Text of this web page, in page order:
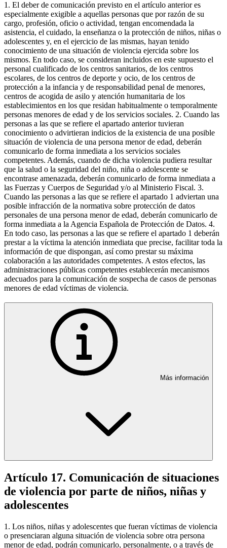
1. El deber de comunicación previsto en el artículo anterior es
especialmente exigible a aquellas personas que por razón de su
cargo, profesión, oficio o actividad, tengan encomendada la
asistencia, el cuidado, la enseñanza o la protección de niños, niñas o
adolescentes y, en el ejercicio de las mismas, hayan tenido
conocimiento de una situación de violencia ejercida sobre los
mismos. En todo caso, se consideran incluidos en este supuesto el
personal cualificado de los centros sanitarios, de los centros
escolares, de los centros de deporte y ocio, de los centros de
protección a la infancia y de responsabilidad penal de menores,
centros de acogida de asilo y atención humanitaria de los
establecimientos en los que residan habitualmente o temporalmente
personas menores de edad y de los servicios sociales. 2. Cuando las
personas a las que se refiere el apartado anterior tuvieran
conocimiento o advirtieran indicios de la existencia de una posible
situación de violencia de una persona menor de edad, deberán
comunicarlo de forma inmediata a los servicios sociales
competentes. Además, cuando de dicha violencia pudiera resultar
que la salud o la seguridad del niño, niña o adolescente se
encontrase amenazada, deberán comunicarlo de forma inmediata a
las Fuerzas y Cuerpos de Seguridad y/o al Ministerio Fiscal. 3.
Cuando las personas a las que se refiere el apartado 1 adviertan una
posible infracción de la normativa sobre protección de datos
personales de una persona menor de edad, deberán comunicarlo de
forma inmediata a la Agencia Española de Protección de Datos. 4.
En todo caso, las personas a las que se refiere el apartado 1 deberán
prestar a la víctima la atención inmediata que precise, facilitar toda la
información de que dispongan, así como prestar su máxima
colaboración a las autoridades competentes. A estos efectos, las
administraciones públicas competentes establecerán mecanismos
adecuados para la comunicación de sospecha de casos de personas
menores de edad víctimas de violencia.
Más información
Artículo 17. Comunicación de situaciones
de violencia por parte de niños, niñas y
adolescentes
1. Los niños, niñas y adolescentes que fueran víctimas de violencia
o presenciaran alguna situación de violencia sobre otra persona
menor de edad, podrán comunicarlo, personalmente, o a través de